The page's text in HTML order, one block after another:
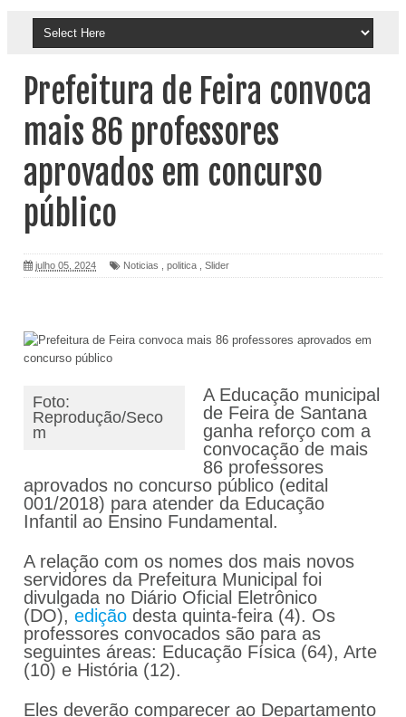
Prefeitura de Feira convoca
mais 86 professores
aprovados em concurso
público
julho 05, 2024 Noticias politica Slider
Foto:
Reprodução/Seco
m
A Educação municipal
de Feira de Santana
ganha reforço com a
convocação de mais
86 professores
aprovados no concurso público (edital
001/2018) para atender da Educação
Infantil ao Ensino Fundamental.
A relação com os nomes dos mais novos
servidores da Prefeitura Municipal foi
divulgada no Diário Oficial Eletrônico
(DO), edição desta quinta-feira (4). Os
professores convocados são para as
seguintes áreas: Educação Física (64), Arte
(10) e História (12).
Eles deverão comparecer ao Departamento